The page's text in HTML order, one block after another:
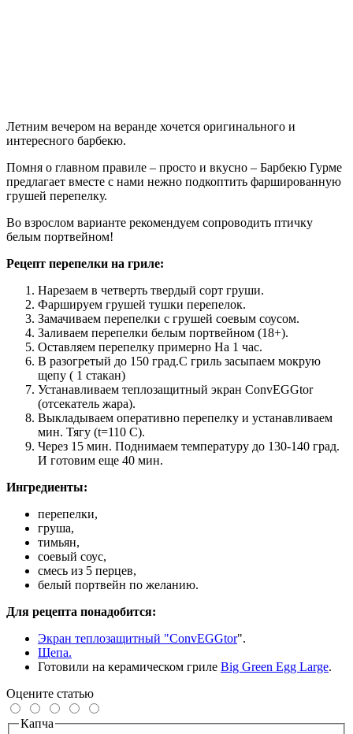
Летним вечером на веранде хочется оригинального и
интересного барбекю.
Помня о главном правиле – просто и вкусно – Барбекю Гурме
предлагает вместе с нами нежно подкоптить фаршированную
грушей перепелку.
Во взрослом варианте рекомендуем сопроводить птичку
белым портвейном!
Рецепт перепелки на гриле:
Нарезаем в четверть твердый сорт груши.
Фаршируем грушей тушки перепелок.
Замачиваем перепелки с грушей соевым соусом.
Заливаем перепелки белым портвейном (18+).
Оставляем перепелку примерно На 1 час.
В разогретый до 150 град.С гриль засыпаем мокрую
щепу ( 1 стакан)
Устанавливаем теплозащитный экран ConvEGGtor
(отсекатель жара).
Выкладываем оперативно перепелку и устанавливаем
мин. Тягу (t=110 C).
Через 15 мин. Поднимаем температуру до 130-140 град.
И готовим еще 40 мин.
Ингредиенты:
перепелки,
груша,
тимьян,
соевый соус,
смесь из 5 перцев,
белый портвейн по желанию.
Для рецепта понадобится:
Экран теплозащитный "ConvEGGtor".
Щепа.
Готовили на керамическом гриле Big Green Egg Large.
Оцените статью
Капча